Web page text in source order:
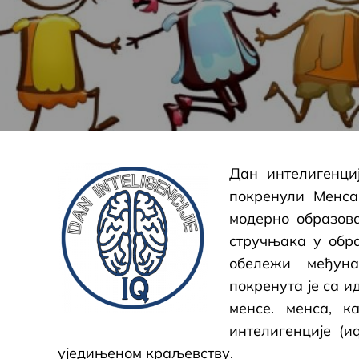
Дан
покренули
модерно
стручњака у
обележи
покренута је са
менсе. менса,
интелигенције
уједињеном краљевству.